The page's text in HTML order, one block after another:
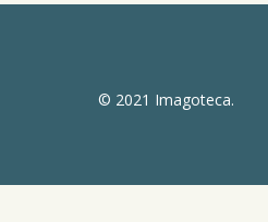
© 2021 Imagoteca.